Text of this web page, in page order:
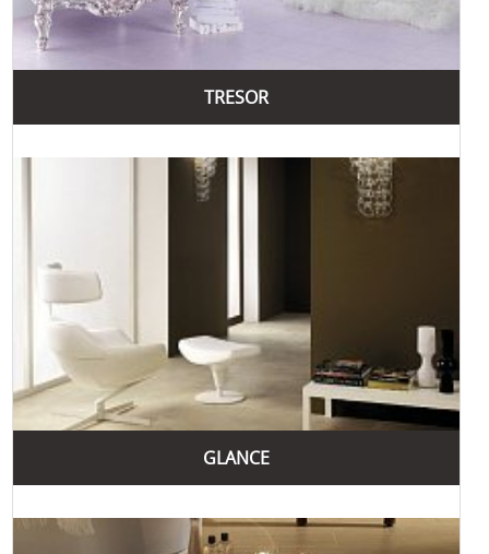
Limestone- колекція для любителів природних
мотивів, що імітує текстуру натурального каменю та
підходить для будь-яких приміщень.
елегантність, використовуючи нейтральні кольори та
чисті лінії для створення стильного інтер'єру.
Якщо ви шукаєте високоякісну плитку для ванної, зверніть
увагу на пропозиції бренду Supergres в розділі
плитка для
. Для тих, хто цікавиться ціновими
природні матеріали, обов'язково відвідайте сторінку з
плиткою під камінь -
TRESOR
GLANCE